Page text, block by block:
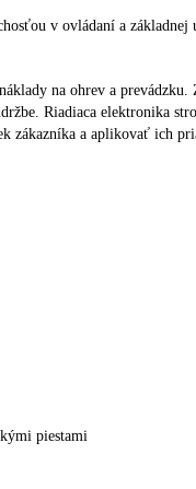
v ovládaní a základnej
na ohrev a prevádzku.
Riadiaca elektronika
zákazníka a aplikovať ich
piestami